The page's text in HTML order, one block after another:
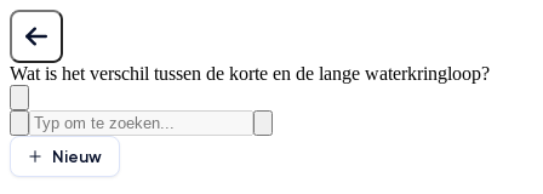
Wat is het verschil tussen de korte en de lange waterkringloop?
Nieuw